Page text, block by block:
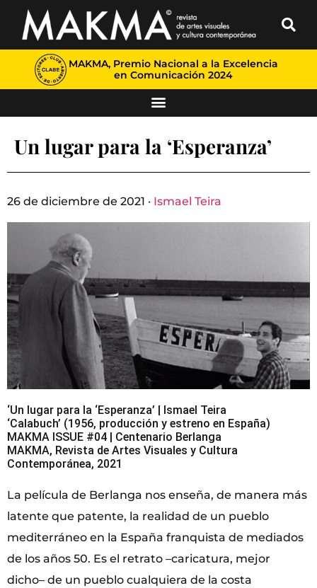
MAKMA, Premio Nacional a la Excelencia
en Comunicación 2024
Un lugar para la ‘Esperanza’
26 de diciembre de 2021 · Ismael Teira
‘Un lugar para la ‘Esperanza’ | Ismael Teira
‘Calabuch’ (1956, producción y estreno en España)
MAKMA ISSUE #04 | Centenario Berlanga
MAKMA, Revista de Artes Visuales y Cultura
Contemporánea, 2021
La película de Berlanga nos enseña, de manera más
latente que patente, la realidad de un pueblo
mediterráneo en la España franquista de mediados
de los años 50. Es el retrato –caricatura, mejor
dicho– de un pueblo cualquiera de la costa